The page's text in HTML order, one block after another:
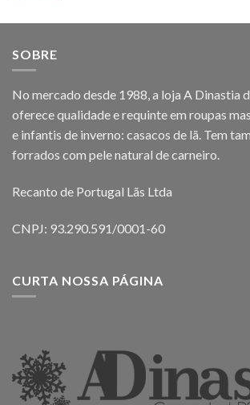
SOBRE
No mercado desde 1988, a loja A Dinastia
oferece qualidade e requinte em roupas
e infantis de inverno: casacos de lã. Tem
forrados com pele natural de carneiro.
Recanto de Portugal Lãs Ltda
CNPJ: 93.290.591/0001-60
CURTA NOSSA PÁGINA